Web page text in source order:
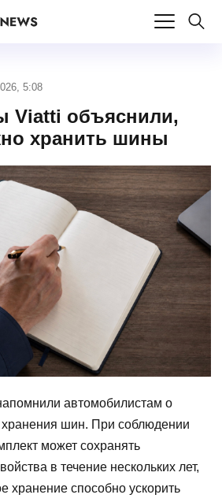
5:08
Viatti объяснили,
хранить шины
автомобилистам о
хранения шин. При соблюдении
может сохранять
в течение нескольких лет,
хранение способно ускорить